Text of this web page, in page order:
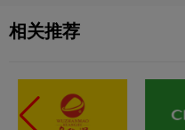
相关推荐